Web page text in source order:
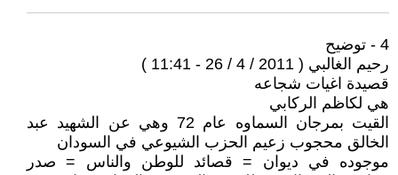
4 - توضيح
رحيم الغالبي ( 2011 / 4 / 26 - 11:41 )
قصيدة اغيات شجاعه
هي لكاظم الركابي
القيت بمرجان السماوه عام 72 وهي عن الشهيد عبد
الخالق محجوب زعيم الحزب الشيوعي في السودان
موجوده في ديوان = قصائد للوطن والناس = صدر